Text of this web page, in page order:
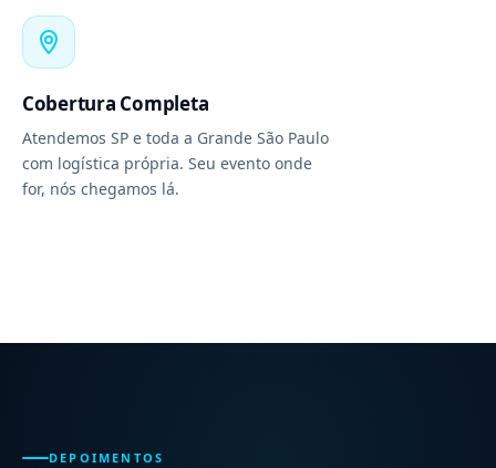
Cobertura Completa
Atendemos SP e toda a Grande São Paulo
com logística própria. Seu evento onde
for, nós chegamos lá.
DEPOIMENTOS